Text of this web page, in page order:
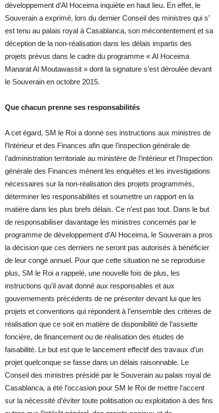
développement d’Al Hoceima inquiète en haut lieu. En effet, le
Souverain a exprimé, lors du dernier Conseil des ministres qui s’
est tenu au palais royal á Casablanca, son mécontentement et sa
déception de la non-réalisation dans les délais impartis des
projets prévus dans le cadre du programme « Al Hoceima
Manarat Al Moutawassit » dont la signature s’est déroulée devant
le Souverain en octobre 2015.
Que chacun prenne ses responsabilités
A cet égard, SM le Roi a donné ses instructions aux ministres de
l’Intérieur et des Finances afin que l’inspection générale de
l’administration territoriale au ministère de l’intérieur et l’Inspection
générale des Finances mènent les enquêtes et les investigations
nécessaires sur la non-réalisation des projets programmés,
déterminer les responsabilités et soumettre un rapport en la
matière dans les plus brefs délais. Ce n’est pas tout. Dans le but
de responsabiliser davantage les ministres concernés par le
programme de développement d’Al Hoceima, le Souverain a pros
la décision que ces derniers ne seront pas autorisés à bénéficier
de leur congé annuel. Pour que cette situation ne se reproduise
plus, SM le Roi a rappelé, une nouvelle fois de plus, les
instructions qu’il avait donné aux responsables et aux
gouvernements précédents de ne présenter devant lui que les
projets et conventions qui répondent à l’ensemble des critères de
réalisation que ce soit en matière de disponibilité de l’assiette
foncière, de financement ou de réalisation des études de
faisabilité. Le but est que le lancement effectif des travaux d’un
projet quelconque se fasse dans un délais raisonnable. Le
Conseil des ministres présidé par le Souverain au palais royal de
Casablanca, a été l’occasion pour SM le Roi de mettre l’accent
sur la nécessité d’éviter toute politisation ou exploitation à des fins